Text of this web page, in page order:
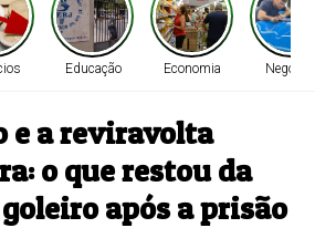
Educação Economia
e a reviravolta
o que restou da
após a prisão